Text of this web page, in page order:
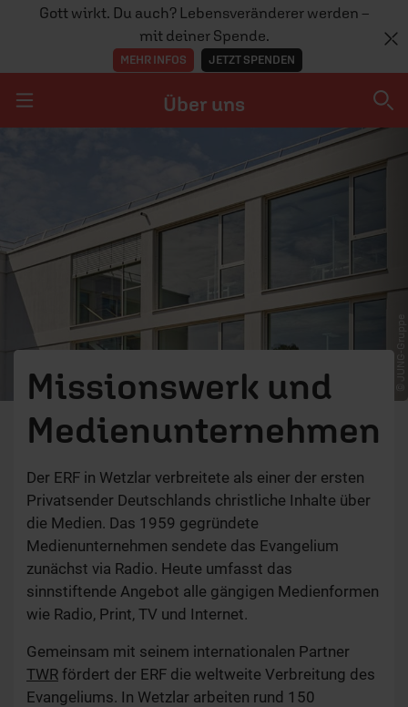
Gott wirkt. Du auch? Lebensveränderer werden –
mit deiner Spende.
MEHR INFOS JETZT SPENDEN
Über uns
UNTERNEHMEN
JOBS
CO-WORKING & MEETINGRÄUME
ERF BESUCHEN © JUNG-Gruppe
Missionswerk und
Medienunternehmen
Der ERF in Wetzlar verbreitete als einer der ersten
Privatsender Deutschlands christliche Inhalte über
die Medien. Das 1959 gegründete
Medienunternehmen sendete das Evangelium
zunächst via Radio. Heute umfasst das
sinnstiftende Angebot alle gängigen Medienformen
wie Radio, Print, TV und Internet.
Gemeinsam mit seinem internationalen Partner
TWR fördert der ERF die weltweite Verbreitung des
Evangeliums. In Wetzlar arbeiten rund 150